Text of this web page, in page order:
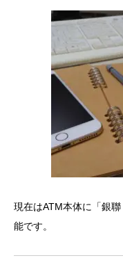
現在はATM本体に「銀
能です。